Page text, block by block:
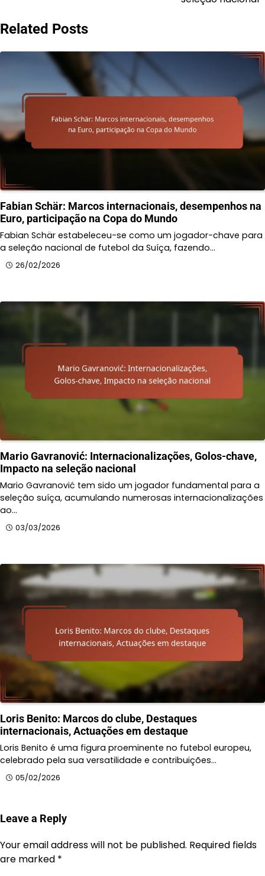
Related Posts
Fabian Schär: Marcos internacionais, desempenhos na
Euro, participação na Copa do Mundo
Fabian Schär estabeleceu-se como um jogador-chave para
a seleção nacional de futebol da Suíça, fazendo…
26/02/2026
Mario Gavranović: Internacionalizações, Golos-chave,
Impacto na seleção nacional
Mario Gavranović tem sido um jogador fundamental para a
seleção suíça, acumulando numerosas internacionalizações
ao…
03/03/2026
Loris Benito: Marcos do clube, Destaques
internacionais, Actuações em destaque
Loris Benito é uma figura proeminente no futebol europeu,
celebrado pela sua versatilidade e contribuições…
05/02/2026
Leave a Reply
Your email address will not be published. Required fields
are marked *